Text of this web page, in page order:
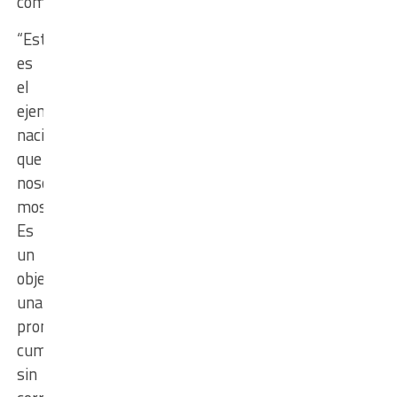
“Este
es
el
ejemplo
nacional
que
nosotros
mostramos.
Es
un
objetivo,
una
promesa
cumplida
sin